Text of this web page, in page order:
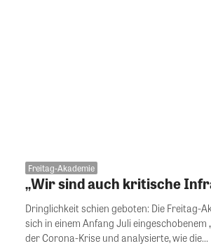
Freitag-Akademie
„Wir sind auch kritische
Dringlichkeit schien geboten: Die Freitag-
sich in einem Anfang Juli eingeschobenem
der Corona-Krise und analysierte, wie die...